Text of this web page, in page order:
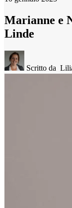
Marianne e
Linde
Scritto da